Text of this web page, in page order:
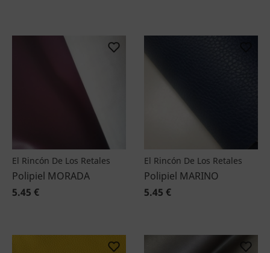
El Rincón De Los Retales
Polipiel MORADA
5.45 €
El Rincón De Los Retales
Polipiel MARINO
5.45 €